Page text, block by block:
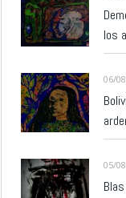
los
06/
05/